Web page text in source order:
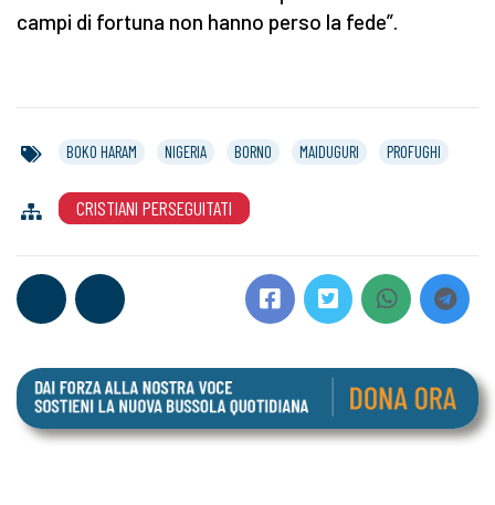
campi di fortuna non hanno perso la fede”.
BOKO HARAM NIGERIA BORNO MAIDUGURI PROFUGHI
CRISTIANI PERSEGUITATI